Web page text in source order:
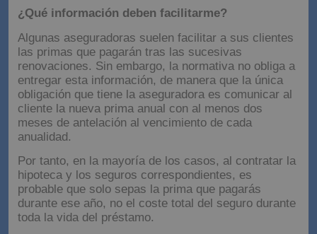
¿Qué información deben facilitarme?
Algunas aseguradoras suelen facilitar a sus clientes
las primas que pagarán tras las sucesivas
renovaciones. Sin embargo, la normativa no obliga a
entregar esta información, de manera que la única
obligación que tiene la aseguradora es comunicar al
cliente la nueva prima anual con al menos dos
meses de antelación al vencimiento de cada
anualidad.
Por tanto, en la mayoría de los casos, al contratar la
hipoteca y los seguros correspondientes, es
probable que solo sepas la prima que pagarás
durante ese año, no el coste total del seguro durante
toda la vida del préstamo.